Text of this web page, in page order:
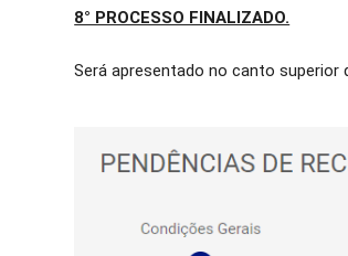
8° PROCESSO FINALIZADO.
Será apresentado no canto superior